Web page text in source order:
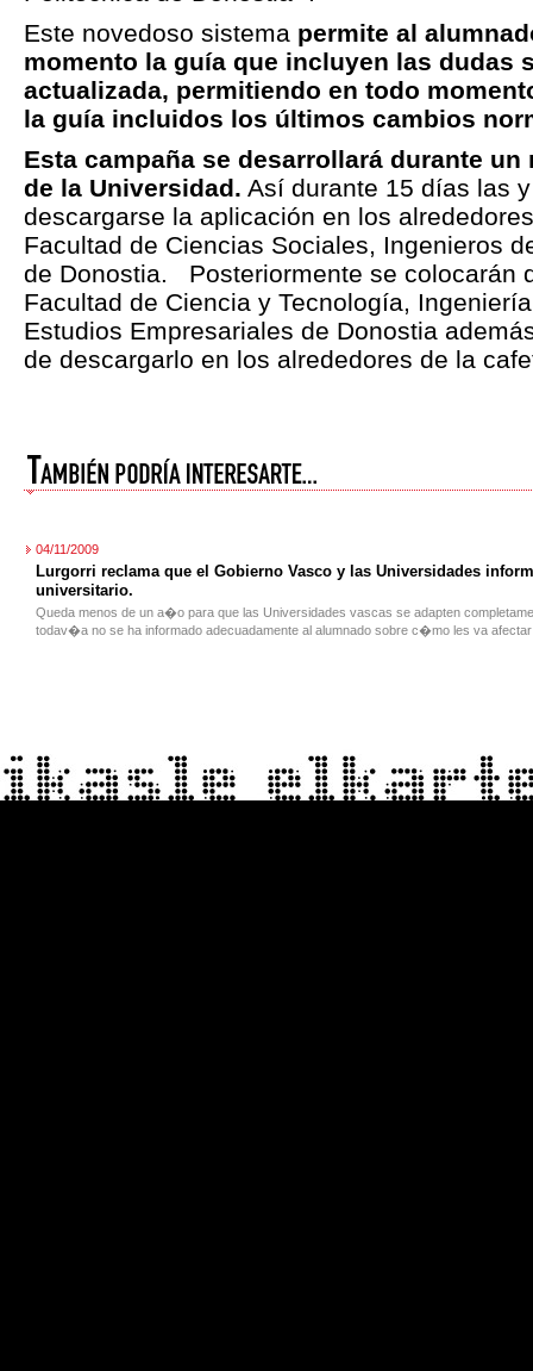
Este novedoso sistema permite al
momento la guía que incluyen las dudas
actualizada, permitiendo en todo
la guía incluidos los últimos cambios
Esta campaña se desarrollará durante
de la Universidad. Así durante 15 días las
descargarse la aplicación en los
Facultad de Ciencias Sociales, Ingenieros
de Donostia. Posteriormente se colocarán
Facultad de Ciencia y Tecnología,
Estudios Empresariales de Donostia
de descargarlo en los alrededores de la
04/11/2009
Lurgorri reclama que el Gobierno Vasco y las Universidades
universitario.
Queda menos de un a�o para que las Universidades vascas se adapten
todav�a no se ha informado adecuadamente al alumnado sobre c�mo les va